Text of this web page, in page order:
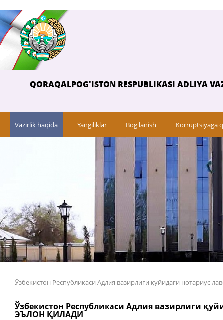
QORAQALPOG'ISTON RESPUBLIKASI ADLIYA
Vazirlik haqida Yangiliklar Bog'lanish Korruptsiyaga
Ўзбекистон Республикаси Адлия вазирлиги қуйидаги
Ўзбекистон Республикаси Адлия вазирлиги
ЭЪЛОН ҚИЛАДИ